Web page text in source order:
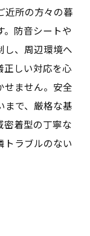
近所の方々の暮
。防音シートや
し、周辺環境へ
正しい対応を心
せません。安全
まで、厳格な基
密着型の丁寧な
トラブルのない